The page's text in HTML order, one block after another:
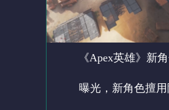
《Apex英雄》新
曝光，新角色擅